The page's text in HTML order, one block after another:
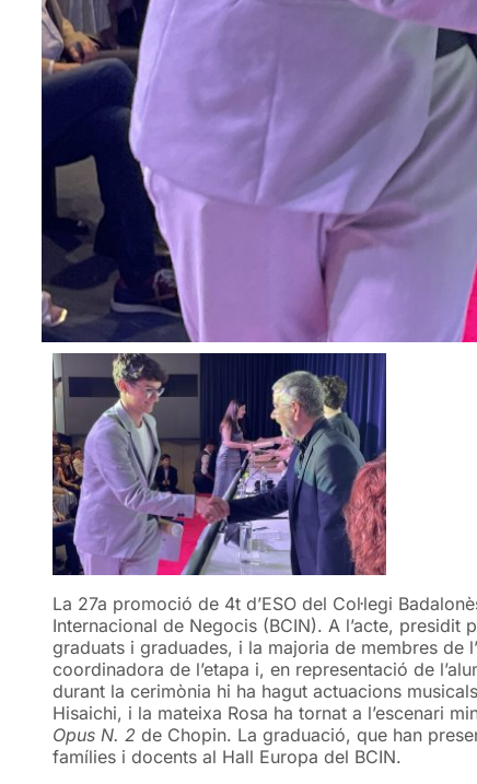
La 27a promoció de 4t d’ESO del Col·legi
Internacional de Negocis (BCIN). A l’acte, presidit
graduats i graduades, i la majoria de membres de
coordinadora de l’etapa i, en representació de
durant la cerimònia hi ha hagut actuacions
Hisaichi, i la mateixa Rosa ha tornat a l’escenari
Opus N. 2 de Chopin. La graduació, que han
famílies i docents al Hall Europa del BCIN.